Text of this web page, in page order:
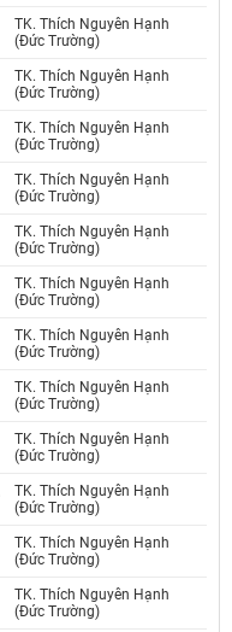
TK. Thích Nguyên Hạnh
(Đức Trường)
TK. Thích Nguyên Hạnh
(Đức Trường)
TK. Thích Nguyên Hạnh
(Đức Trường)
TK. Thích Nguyên Hạnh
(Đức Trường)
TK. Thích Nguyên Hạnh
(Đức Trường)
TK. Thích Nguyên Hạnh
(Đức Trường)
TK. Thích Nguyên Hạnh
(Đức Trường)
TK. Thích Nguyên Hạnh
(Đức Trường)
TK. Thích Nguyên Hạnh
(Đức Trường)
TK. Thích Nguyên Hạnh
(Đức Trường)
TK. Thích Nguyên Hạnh
(Đức Trường)
TK. Thích Nguyên Hạnh
(Đức Trường)